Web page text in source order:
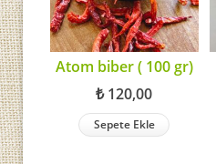
Atom biber ( 100 gr)
₺120,00
Sepete Ekle